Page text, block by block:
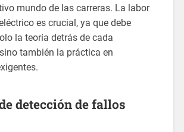
mundo de las carreras. La labor
es crucial, ya que debe
la teoría detrás de cada
también la práctica en
detección de fallos